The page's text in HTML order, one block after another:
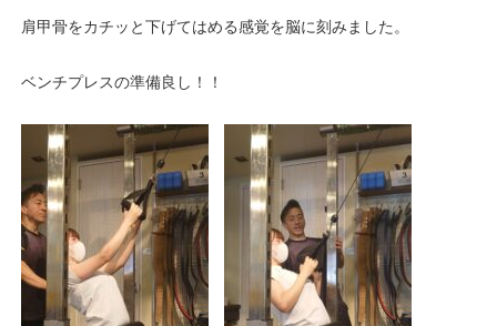
肩甲骨をカチッと下げてはめる感覚を脳に刻みました。
ベンチプレスの準備良し！！